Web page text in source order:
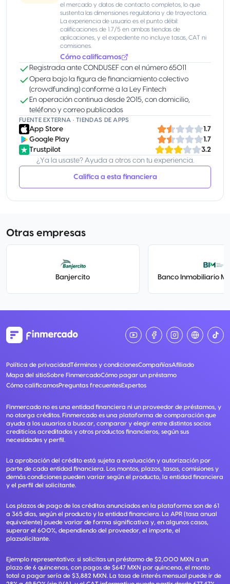
el mercado y datos de contacto completos, lo que
sustenta las dimensiones regulatoria y de trayectoria.
La experiencia de usuario es el punto débil:
calificaciones de 1.7/5 en ambas tiendas de
aplicaciones, y el expediente no incluye tasas, CAT ni
comisiones.
Cómo calificamos
Registrada ante CONDUSEF con el número 65011
Opera bajo la figura de financiamiento colectivo
(crowdfunding) conforme a la Ley Fintech
En operación continua desde 2015, con domicilio,
teléfono y correo publicados
FUENTE EXTERNA · TIENDAS DE APPS
App Store
1.7
Google Play
1.7
Trustpilot
3.2
¿Ya la usaste? Ayuda a otros con tu experiencia.
Califica a esta financiera
Otras empresas
Banjercito Banco Inmobiliario
Política de privacidadTérminos y condicionesCompañíasAfiliado
Mapa del sitioSobre FinmercadoCómo pagar un préstamo
Cómo calificamosPreguntas frecuentesExpertos
Finmercado no es una entidad financiera ni un proveedor de préstamos, y
no otorga créditos. Finmercado es una plataforma de comparación que
ayuda a los usuarios a buscar, comparar y elegir entre distintos socios
crediticios acreditados y otros productos financieros, según sus
necesidades y perfil.
La aprobación del crédito está sujeta a evaluación y autorización por
parte de cada entidad financiera. Los montos, plazos, tasas, comisiones y
demás condiciones pueden variar según el producto, la entidad financiera
y el perfil del solicitante.
Los plazos de pago de los créditos anunciados en la plataforma son de 61
a 365 días, según el producto y la entidad financiera. La APR (tasa anual
equivalente) puede variar de forma significativa y, en algunos casos,
superar el 600%, dependiendo del proveedor, el importe, el
plazsolicitante.
Ejemplo representativo: si solicitas un préstamo de $2,000 MXN a un
plazo de 6 quincenas, con pagos de $647 MXN por quincena, el monto
total a pagar sería de $3,882 MXN. La tasa de interés mensual puede ir de